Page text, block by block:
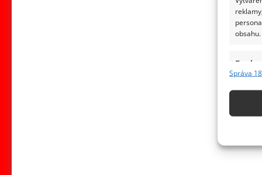
obsahu.
Funkce
Správa